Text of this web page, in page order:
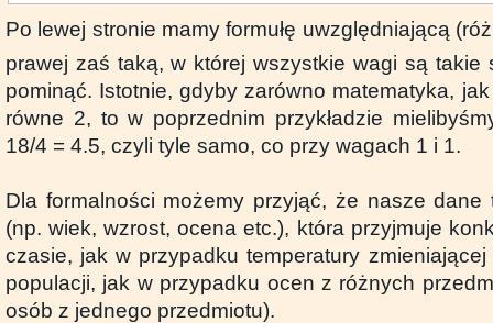
Po lewej stronie mamy formułę uwzględniającą
prawej zaś taką, w której wszystkie wagi są takie
pominąć. Istotnie, gdyby zarówno matematyka,
równe 2, to w poprzednim przykładzie
18/4 = 4.5, czyli tyle samo, co przy wagach 1 i 1.
Dla formalności możemy przyjąć, że nasze
(np. wiek, wzrost, ocena etc.), która przyjmuje
czasie, jak w przypadku temperatury
populacji, jak w przypadku ocen z różnych
osób z jednego przedmiotu).